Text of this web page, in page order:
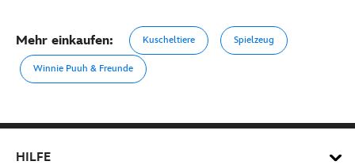
Mehr einkaufen: Kuscheltiere Spielzeug
Winnie Puuh & Freunde
HILFE